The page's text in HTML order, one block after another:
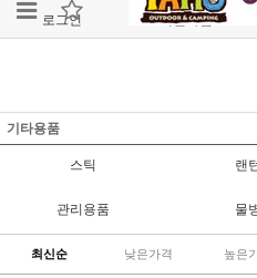
로그인 회원가입
기타용품
스틱 랜
관리용품 물
최신순 낮은가격 높은